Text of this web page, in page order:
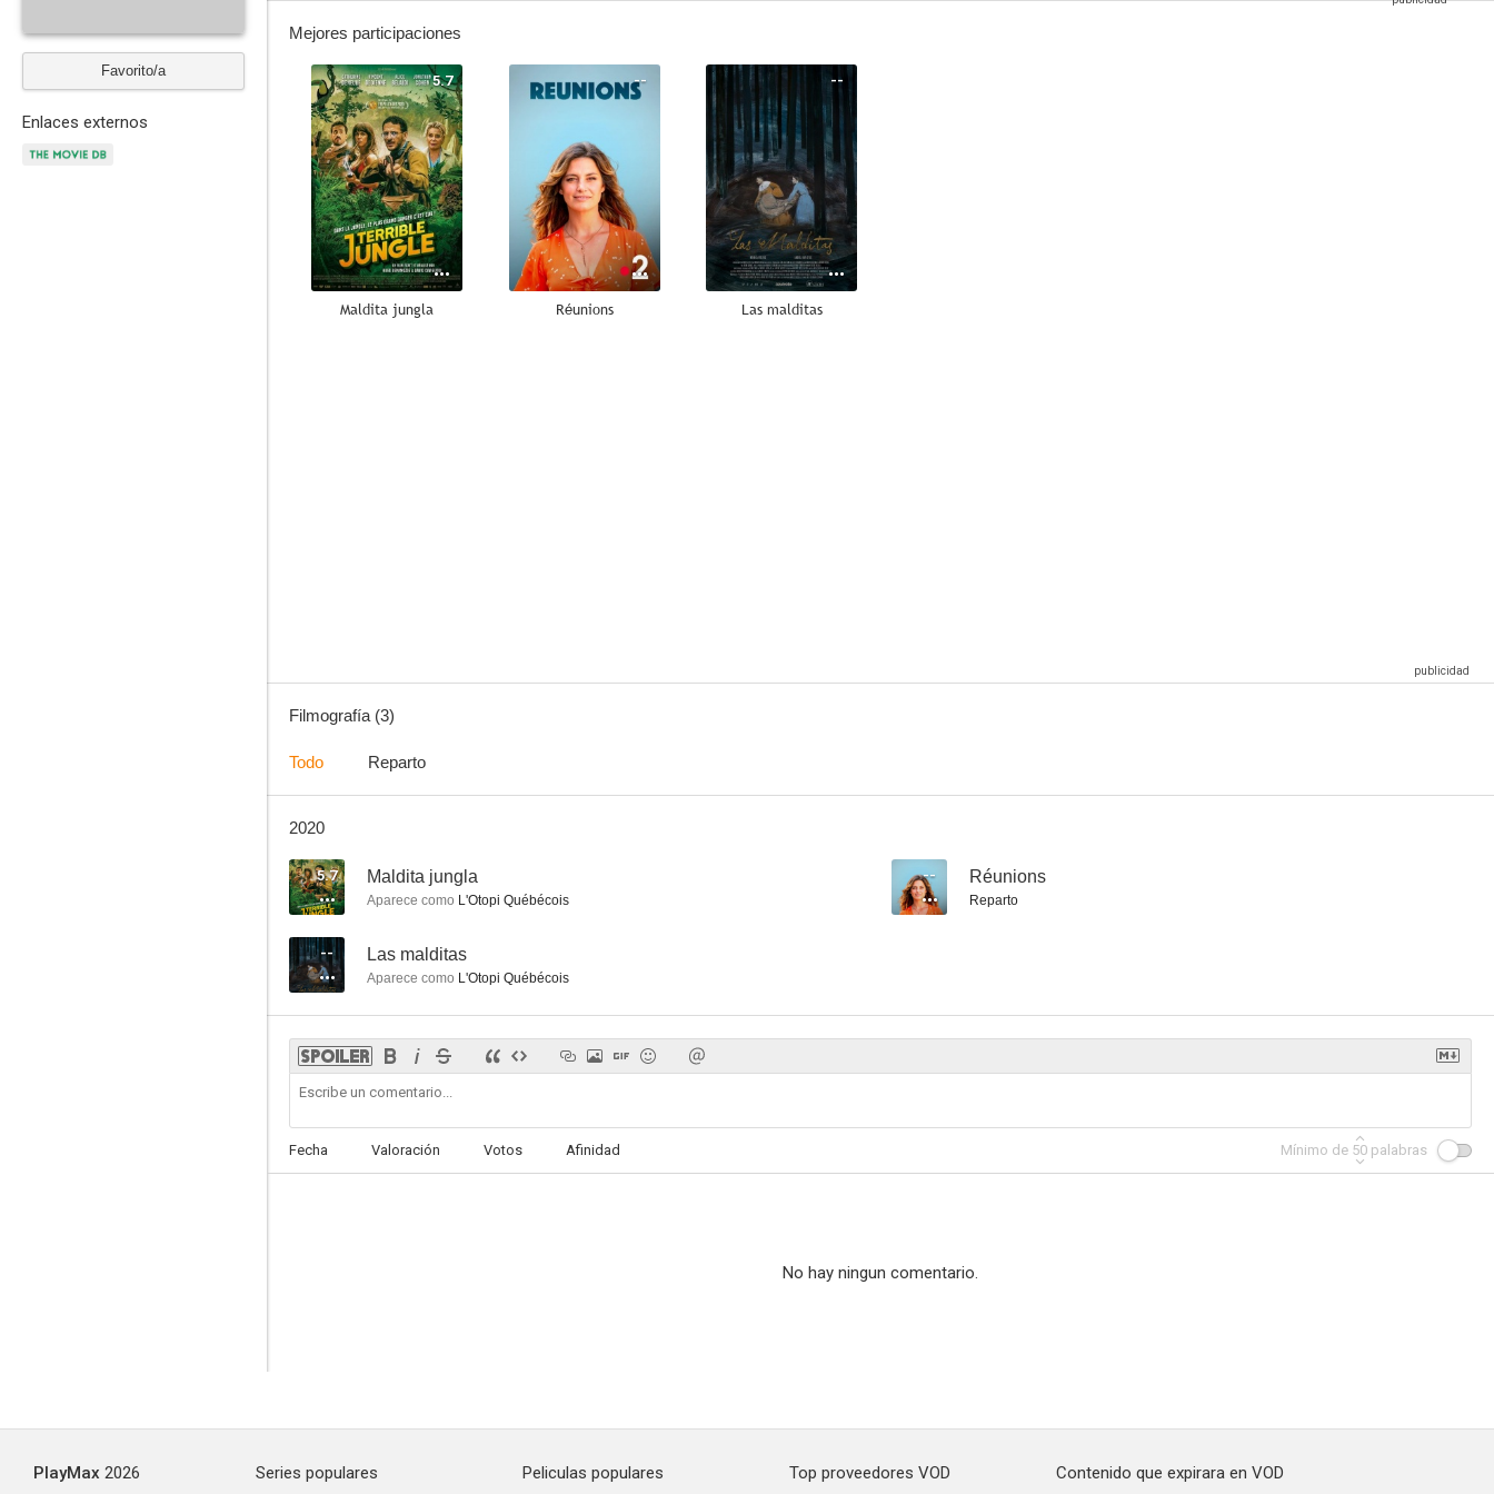
Favorito/a
Enlaces externos
Mejores participaciones
5.7
Maldita jungla
--
Réunions
--
Las malditas
Filmografía (3)
Todo Reparto
2020
5.7 Maldita jungla
Aparece como L'Otopi Québécois
-- Réunions
Reparto
-- Las malditas
Aparece como L'Otopi Québécois
Fecha Valoración Votos Afinidad Mínimo de 50 palabras
No hay ningun comentario.
PlayMax 2026 Series populares Peliculas populares Top proveedores VOD Contenido que expirara en VOD